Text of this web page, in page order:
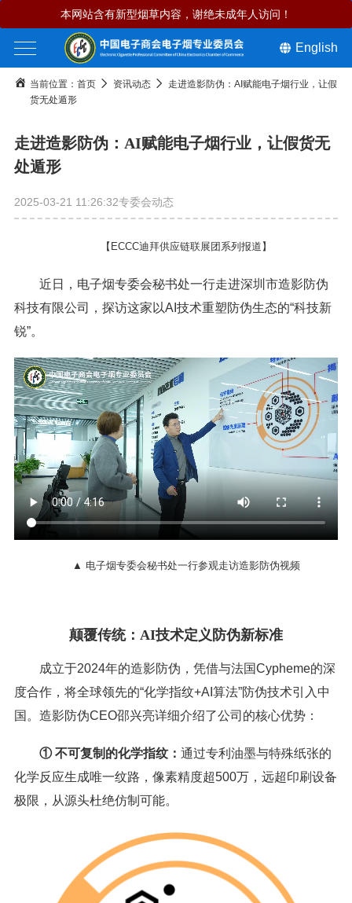
English
本网站含有新型烟草内容，谢绝未成年人访问！
当前位置： 首页 资讯动态
走进造影防伪：AI赋能电子烟行业，让假
货无处遁形
走进造影防伪：AI赋能电子烟行业，让假货无
处遁形
2025-03-21 11:26:32专委会动态
【ECCC迪拜供应链联展团系列报道】
近日，电子烟专委会秘书处一行走进深圳市造影防伪
科技有限公司，探访这家以AI技术重塑防伪生态的“科技新
锐”。
▲ 电子烟专委会秘书处一行参观走访造影防伪视频
颠覆传统：AI技术定义防伪新标准
成立于2024年的造影防伪，凭借与法国Cypheme的深
度合作，将全球领先的“化学指纹+AI算法”防伪技术引入中
国。造影防伪CEO邵兴亮详细介绍了公司的核心优势：
① 不可复制的化学指纹： 通过专利油墨与特殊纸张的
化学反应生成唯一纹路，像素精度超500万，远超印刷设备
极限，从源头杜绝仿制可能。